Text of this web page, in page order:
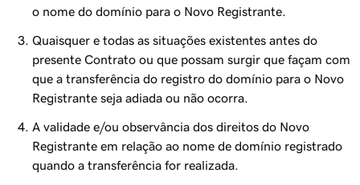
o nome do domínio para o Novo Registrante.
Quaisquer e todas as situações existentes antes do
presente Contrato ou que possam surgir que façam com
que a transferência do registro do domínio para o Novo
Registrante seja adiada ou não ocorra.
A validade e/ou observância dos direitos do Novo
Registrante em relação ao nome de domínio registrado
quando a transferência for realizada.